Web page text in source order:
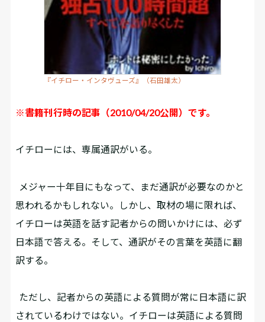
『イチロー・インタヴューズ』（石田雄太）
※書籍刊行時の記事（2010/04/20公開）です。
イチローには、専属通訳がいる。
メジャー十年目にもなって、まだ通訳が必要なのかと
思われるかもしれない。しかし、取材の場に限れば、
イチローは英語を話す記者からの問いかけには、必ず
日本語で答える。そして、通訳がその言葉を英語に翻
訳する。
ただし、記者からの英語による質問が常に日本語に訳
されているわけではない。イチローは英語による質問